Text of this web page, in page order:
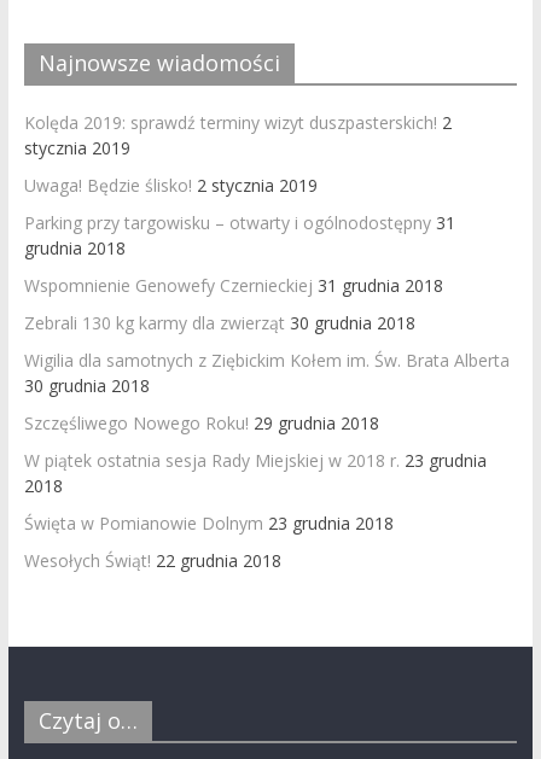
Najnowsze wiadomości
Kolęda 2019: sprawdź terminy wizyt duszpasterskich! 2
stycznia 2019
Uwaga! Będzie ślisko! 2 stycznia 2019
Parking przy targowisku – otwarty i ogólnodostępny 31
grudnia 2018
Wspomnienie Genowefy Czernieckiej 31 grudnia 2018
Zebrali 130 kg karmy dla zwierząt 30 grudnia 2018
Wigilia dla samotnych z Ziębickim Kołem im. Św. Brata Alberta
30 grudnia 2018
Szczęśliwego Nowego Roku! 29 grudnia 2018
W piątek ostatnia sesja Rady Miejskiej w 2018 r. 23 grudnia
2018
Święta w Pomianowie Dolnym 23 grudnia 2018
Wesołych Świąt! 22 grudnia 2018
Czytaj o…